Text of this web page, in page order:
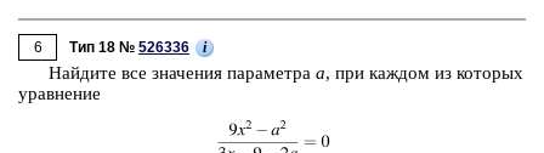
6 Тип 18 № 526336 i
Най­ди­те все зна­че­ния па­ра­мет­ра a, при каж­дом из ко­то­рых
урав­не­ние